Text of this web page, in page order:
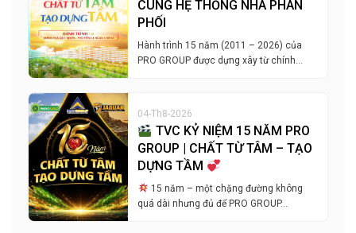
CÙNG HỆ THỐNG NHÀ PHÂN
PHỐI
Hành trình 15 năm (2011 – 2026) của
PRO GROUP được dựng xây từ chính…
04-Th8-2026
TVC KỶ NIỆM 15 NĂM PRO
GROUP | CHẤT TỪ TÂM – TẠO
DỰNG TẦM
15 năm – một chặng đường không
quá dài nhưng đủ để PRO GROUP…